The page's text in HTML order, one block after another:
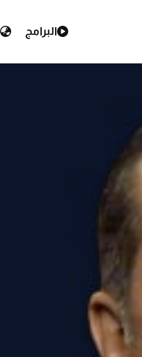
البرامج